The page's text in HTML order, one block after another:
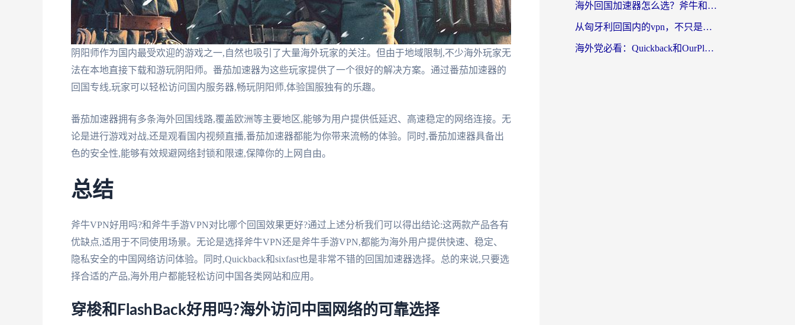
阴阳师作为国内最受欢迎的游戏之一,自然也吸引了大量海外玩家的关注。但由于地域限制,不少海外玩家无
法在本地直接下载和游玩阴阳师。番茄加速器为这些玩家提供了一个很好的解决方案。通过番茄加速器的
回国专线,玩家可以轻松访问国内服务器,畅玩阴阳师,体验国服独有的乐趣。
番茄加速器拥有多条海外回国线路,覆盖欧洲等主要地区,能够为用户提供低延迟、高速稳定的网络连接。无
论是进行游戏对战,还是观看国内视频直播,番茄加速器都能为你带来流畅的体验。同时,番茄加速器具备出
色的安全性,能够有效规避网络封锁和限速,保障你的上网自由。
总结
斧牛VPN好用吗?和斧牛手游VPN对比哪个回国效果更好?通过上述分析我们可以得出结论:这两款产品各有
优缺点,适用于不同使用场景。无论是选择斧牛VPN还是斧牛手游VPN,都能为海外用户提供快速、稳定、
隐私安全的中国网络访问体验。同时,Quickback和sixfast也是非常不错的回国加速器选择。总的来说,只要选
择合适的产品,海外用户都能轻松访问中国各类网站和应用。
穿梭和FlashBack好用吗?海外访问中国网络的可靠选择
海外回国加速器怎么选？斧牛和海龟哪个好？一篇帮你避开坑的实用指南
从匈牙利回国内的vpn，不只是为了刷剧那么简单
海外党必看：Quickback和OurPlay好用吗？3分钟选对回国加速器，无缝刷剧玩游戏